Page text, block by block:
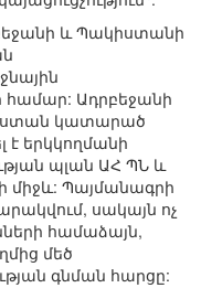
և Պակիստանի
համար: Ադրբեջանի
կատարած
է երկկողմանի
պլան ԱՀ ՊՆ և
միջև: Պայմանագրի
սակայն ոչ
համաձայն,
մեծ
գնման հարցը: